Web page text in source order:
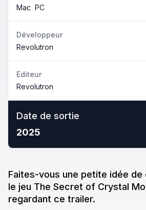
Mac PC
Développeur
Revolutron
Editeur
Revolutron
Date de sortie
2025
Faites-vous une petite idée de
le jeu The Secret of Crystal
regardant ce trailer.